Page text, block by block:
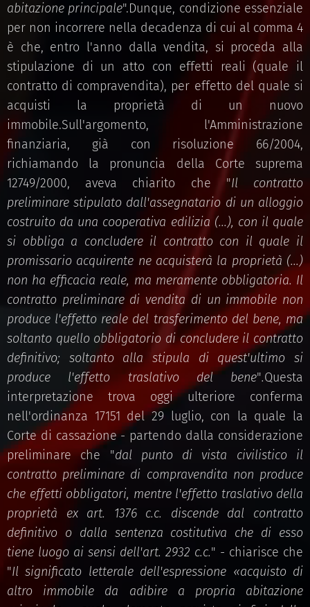
abitazione principale".Dunque, condizione essenziale
per non incorrere nella decadenza di cui al comma 4
è che, entro l'anno dalla vendita, si proceda alla
stipulazione di un atto con effetti reali (quale il
contratto di compravendita), per effetto del quale si
acquisti la proprietà di un nuovo
immobile.Sull'argomento, l'Amministrazione
finanziaria, già con risoluzione 66/2004,
richiamando la pronuncia della Corte suprema
12749/2000, aveva chiarito che "Il contratto
preliminare stipulato dall'assegnatario di un alloggio
costruito da una cooperativa edilizia (...), con il quale
si obbliga a concludere il contratto con il quale il
promissario acquirente ne acquisterà la proprietà (...)
non ha efficacia reale, ma meramente obbligatoria. Il
contratto preliminare di vendita di un immobile non
produce l'effetto reale del trasferimento del bene, ma
soltanto quello obbligatorio di concludere il contratto
definitivo; soltanto alla stipula di quest'ultimo si
produce l'effetto traslativo del bene".Questa
interpretazione trova oggi ulteriore conferma
nell'ordinanza 17151 del 29 luglio, con la quale la
Corte di cassazione - partendo dalla considerazione
preliminare che "dal punto di vista civilistico il
contratto preliminare di compravendita non produce
che effetti obbligatori, mentre l'effetto traslativo della
proprietà ex art. 1376 c.c. discende dal contratto
definitivo o dalla sentenza costitutiva che di esso
tiene luogo ai sensi dell'art. 2932 c.c." - chiarisce che
"Il significato letterale dell'espressione «acquisto di
altro immobile da adibire a propria abitazione